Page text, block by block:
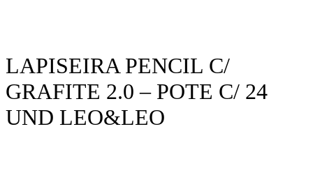
LAPISEIRA PENCIL C/
GRAFITE 2.0 – POTE C/ 24
UND LEO&LEO